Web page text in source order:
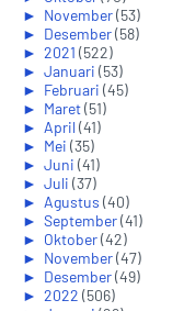
► November(53)
► Desember(58)
► 2021 (522)
► Januari (53)
► Februari (45)
► Maret(51)
► April(41)
► Mei (35)
► Juni (41)
► Juli (37)
► Agustus (40)
► September(41)
► Oktober(42)
► November(47)
► Desember(49)
► 2022 (506)